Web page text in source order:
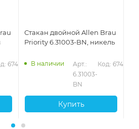
67407
Стакан двойной Allen Brau
Priority 6.31003-BN, никель
В наличии
Арт.:
6.31003-
BN
Код: 67409
Купить